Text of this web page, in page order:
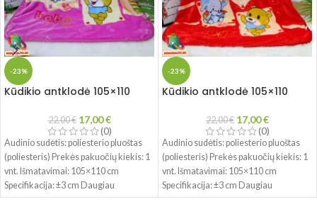
-23%
Kūdikio antklodė 105×110
22,00€ 17,00€
(0)
Audinio sudėtis: poliesterio pluoštas
(poliesteris) Prekės pakuočių kiekis: 1
vnt. Išmatavimai: 105×110 cm
Specifikacija: ±3 cm Daugiau
informacijos: Ypač minkštas,
-23%
Kūdikio antklodė 105×110
22,00€ 17,00€
(0)
Audinio sudėtis: poliesterio pluoštas
(poliesteris) Prekės pakuočių kiekis: 1
vnt. Išmatavimai: 105×110 cm
Specifikacija: ±3 cm Daugiau
informacijos: Ypač minkštas,